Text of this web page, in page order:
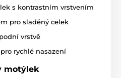
s kontrastním vrstvením
pro sladěný celek
vrstvě
rychlé nasazení
motýlek